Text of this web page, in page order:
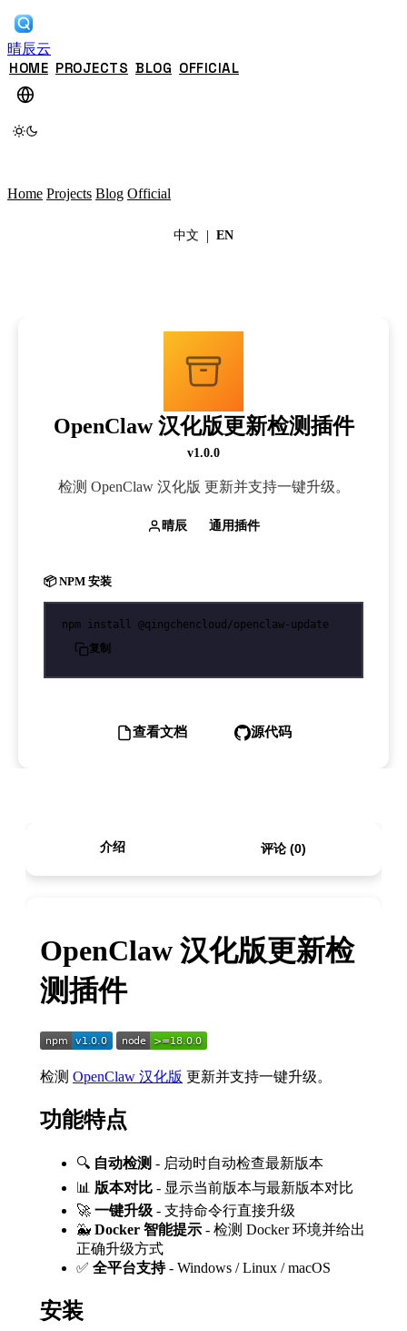
晴辰云
HOME PROJECTS BLOG OFFICIAL
Home Projects Blog Official
中文 | EN
OpenClaw 汉化版更新检测插件
v1.0.0
检测 OpenClaw 汉化版 更新并支持一键升级。
晴辰 通用插件
📦 NPM 安装
npm install @qingchencloud/openclaw-update
复制
查看文档 源代码
介绍 评论 (0)
OpenClaw 汉化版更新检
测插件
检测 OpenClaw 汉化版 更新并支持一键升级。
功能特点
🔍 自动检测 - 启动时自动检查最新版本
📊 版本对比 - 显示当前版本与最新版本对比
🚀 一键升级 - 支持命令行直接升级
🐳 Docker 智能提示 - 检测 Docker 环境并给出
正确升级方式
✅ 全平台支持- Windows / Linux / macOS
安装